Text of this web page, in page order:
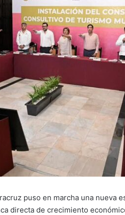
puso en marcha una nueva
directa de crecimiento